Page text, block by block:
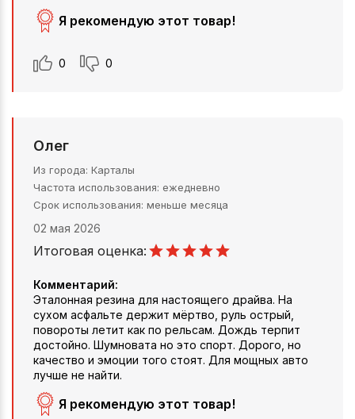
Я рекомендую этот товар!
0 0
Олег
Из города Карталы
Частота использования ежедневно
Срок использования меньше месяца
02 мая 2026
Итоговая оценка:
Комментарий:
Эталонная резина для настоящего драйва. На
сухом асфальте держит мёртво, руль острый,
повороты летит как по рельсам. Дождь терпит
достойно. Шумновата но это спорт. Дорого, но
качество и эмоции того стоят. Для мощных авто
лучше не найти.
Я рекомендую этот товар!